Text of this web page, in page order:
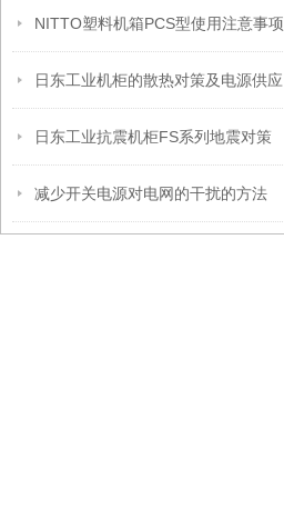
NITTO塑料机箱PCS型使用注意事项
日东工业机柜的散热对策及电源供应
日东工业抗震机柜FS系列地震对策
减少开关电源对电网的干扰的方法